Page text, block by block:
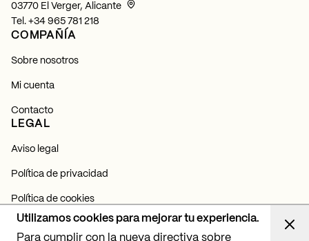
Utilizamos cookies para mejorar tu experiencia.
Para cumplir con la nueva directiva sobre
03770 El Verger, Alicante
Tel. +34 965 781 218
COMPAÑÍA
Sobre nosotros
Mi cuenta
Contacto
LEGAL
Aviso legal
Política de privacidad
Política de cookies
NEWSLETTER
Suscríbete y entérate de todas nuestras novedades,